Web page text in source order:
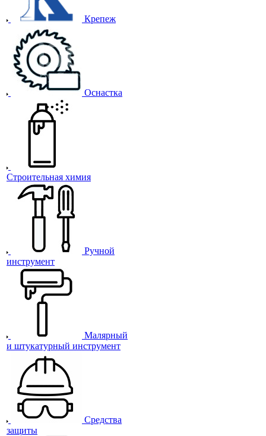
Крепеж
Оснастка
Строительная химия
Ручной
инструмент
Малярный
и штукатурный инструмент
Средства
защиты